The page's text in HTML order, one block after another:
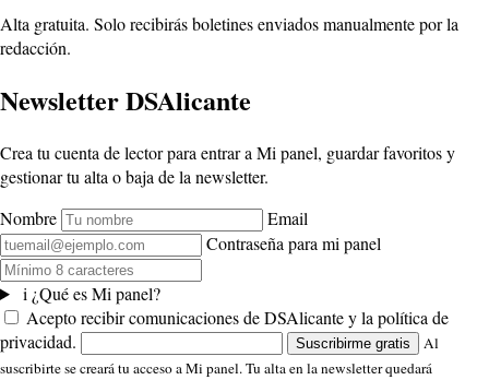
Alta gratuita. Solo recibirás boletines enviados manualmente por la
redacción.
Newsletter DSAlicante
Crea tu cuenta de lector para entrar a Mi panel, guardar favoritos y
gestionar tu alta o baja de la newsletter.
Nombre
Email
Contraseña para mi panel
i ¿Qué es Mi panel?
Acepto recibir comunicaciones de DSAlicante y la política de
privacidad.
Suscribirme gratis
Al
suscribirte se creará tu acceso a Mi panel. Tu alta en la newsletter quedará